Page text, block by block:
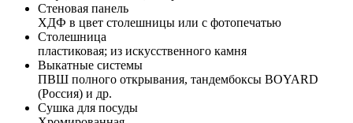
Стеновая панель
ХДФ в цвет столешницы или с фотопечатью
Столешница
пластиковая; из искусственного камня
Выкатные системы
ПВШ полного открывания, тандембоксы BOYARD
(Россия) и др.
Сушка для посуды